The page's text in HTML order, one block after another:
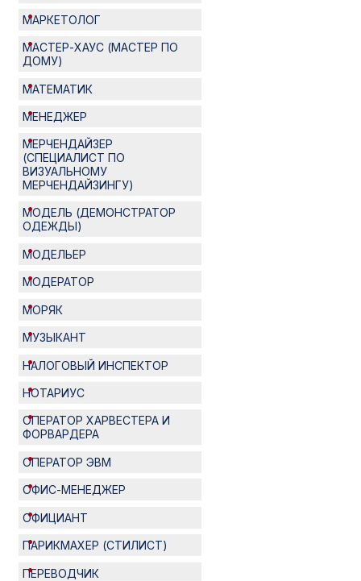
МАРКЕТОЛОГ
МАСТЕР-ХАУС (МАСТЕР ПО
ДОМУ)
МАТЕМАТИК
МЕНЕДЖЕР
МЕРЧЕНДАЙЗЕР
(СПЕЦИАЛИСТ ПО
ВИЗУАЛЬНОМУ
МЕРЧЕНДАЙЗИНГУ)
МОДЕЛЬ (ДЕМОНСТРАТОР
ОДЕЖДЫ)
МОДЕЛЬЕР
МОДЕРАТОР
МОРЯК
МУЗЫКАНТ
НАЛОГОВЫЙ ИНСПЕКТОР
НОТАРИУС
ОПЕРАТОР ХАРВЕСТЕРА И
ФОРВАРДЕРА
ОПЕРАТОР ЭВМ
ОФИС-МЕНЕДЖЕР
ОФИЦИАНТ
ПАРИКМАХЕР (СТИЛИСТ)
ПЕРЕВОДЧИК